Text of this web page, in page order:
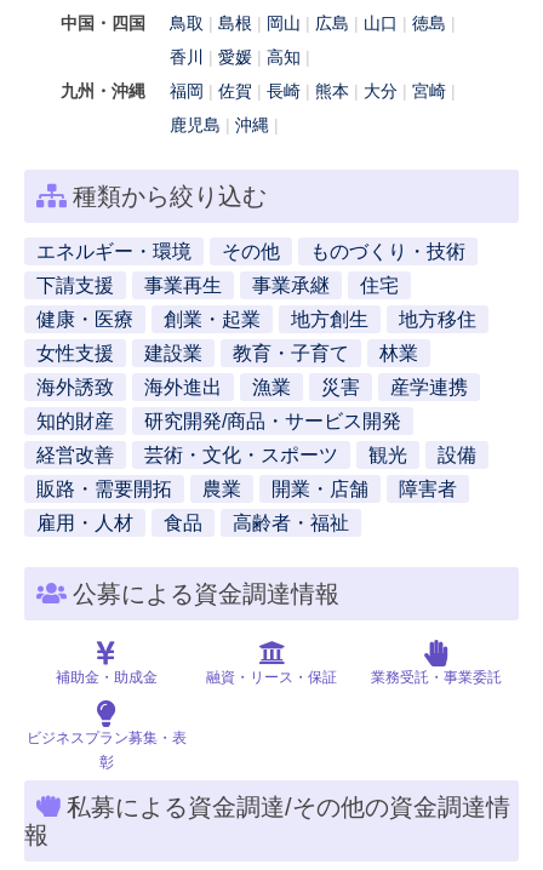
中国・四国
鳥取 島根 岡山 広島 山口
徳島
香川
愛媛
高知
九州・沖縄
福岡 佐賀 長崎 熊本 大分
宮崎
鹿児島
沖縄
種類から絞り込む
エネルギー・環境 その他
ものづくり・技術
下請支援
事業再生 事業承継
住宅
健康・医療
創業・起業 地方創生
地方移住
女性支援
建設業 教育・子育て
林業
海外誘致
海外進出 漁業 災害
産学連携
知的財産
研究開発/商品・サービス開発
経営改善
芸術・文化・スポーツ 観光
設備
販路・需要開拓
農業 開業・店舗
障害者
雇用・人材
食品 高齢者・福祉
公募による資金調達情報
補助金・助成金 融資・リース・保証 業務受託・事業委託
ビジネスプラン募集・表
彰
私募による資金調達/その他の資金調達情
報